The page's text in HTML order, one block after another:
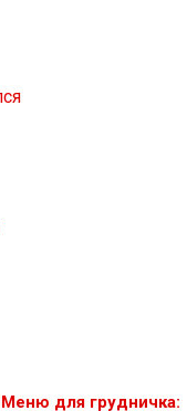
Меню для грудничка: